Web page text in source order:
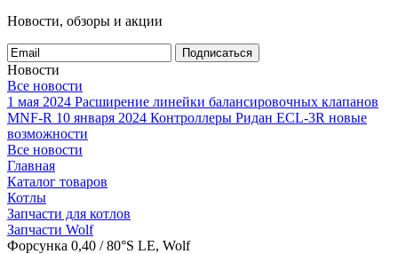
Новости, обзоры и акции
Подписаться
Новости
Все новости
1 мая 2024 Расширение линейки балансировочных клапанов
MNF-R 10 января 2024 Контроллеры Ридан ECL-3R новые
возможности
Все новости
Главная
Каталог товаров
Котлы
Запчасти для котлов
Запчасти Wolf
Форсунка 0,40 / 80°S LE, Wolf